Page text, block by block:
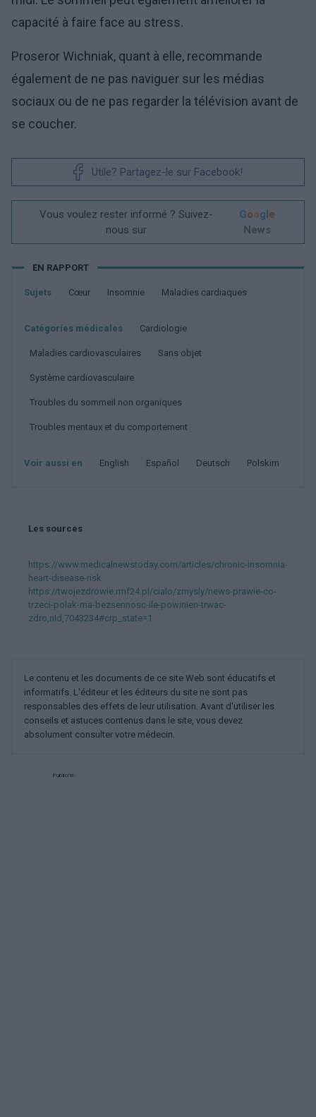
capacité à faire face au stress.
Proseror Wichniak, quant à elle, recommande
également de ne pas naviguer sur les médias
sociaux ou de ne pas regarder la télévision avant de
se coucher.
Utile? Partagez-le sur Facebook!
Vous voulez rester informé ? Suivez-
nous sur
Google
News
EN RAPPORT
Sujets Cœur Insomnie Maladies cardiaques
Catégories médicales Cardiologie
Maladies cardiovasculaires Sans objet
Système cardiovasculaire
Troubles du sommeil non organiques
Troubles mentaux et du comportement
Voir aussi en english español deutsch polskim
Les sources
https://www.medicalnewstoday.com/articles/chronic-insomnia-
heart-disease-risk
https://twojezdrowie.rmf24.pl/cialo/zmysly/news-prawie-co-
trzeci-polak-ma-bezsennosc-ile-powinien-trwac-
zdro,nId,7043234#crp_state=1
Le contenu et les documents de ce site Web sont éducatifs et
informatifs. L'éditeur et les éditeurs du site ne sont pas
responsables des effets de leur utilisation. Avant d'utiliser les
conseils et astuces contenus dans le site, vous devez
absolument consulter votre médecin.
Publicité: